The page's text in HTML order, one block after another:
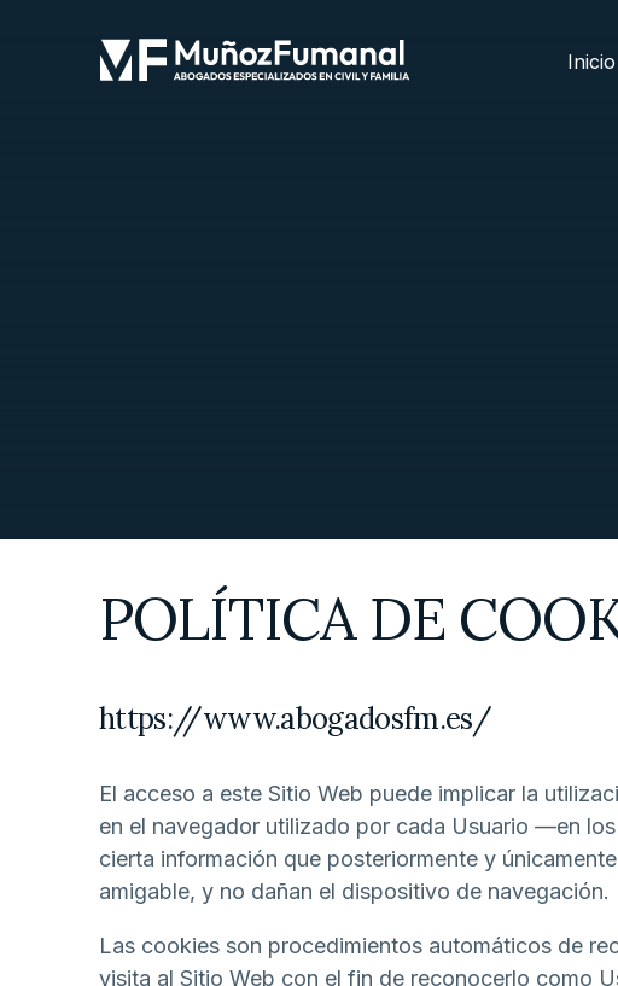
Inicio
POLÍTICA DE
https://www.abogadosfm.es/
El acceso a este Sitio Web puede implicar la
en el navegador utilizado por cada Usuario —en
cierta información que posteriormente y
amigable, y no dañan el dispositivo de navegación.
Las cookies son procedimientos automáticos de
visita al Sitio Web con el fin de reconocerlo como